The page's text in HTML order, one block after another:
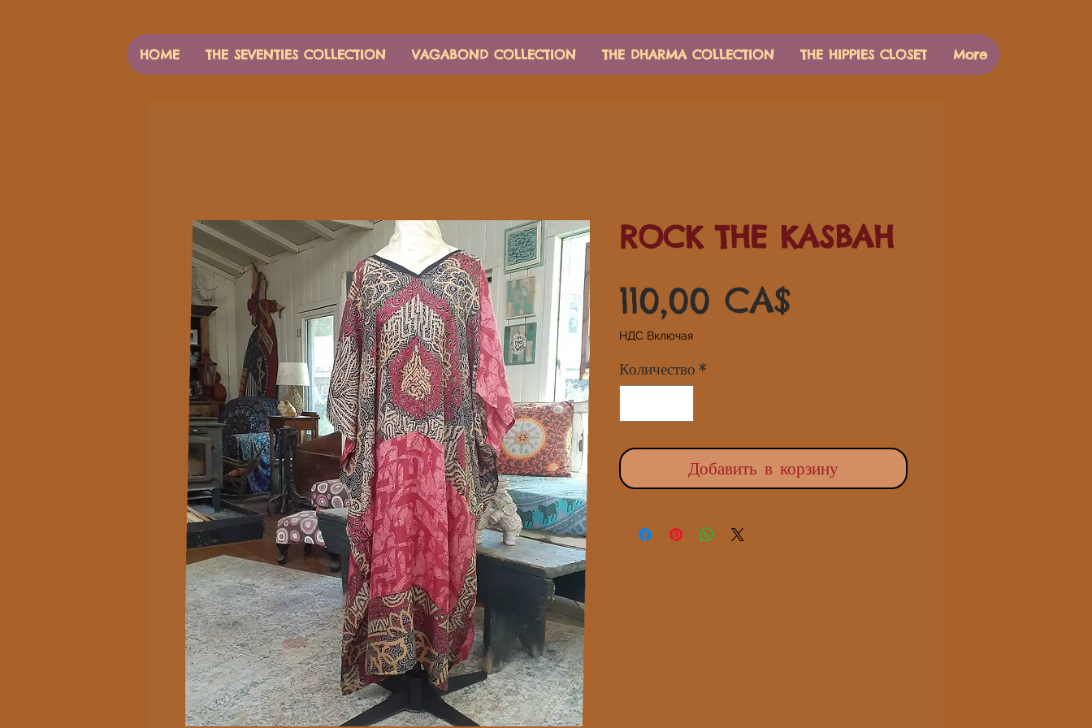
HOME THE SEVENTIES COLLECTION VAGABOND COLLECTION THE DHARMA COLLECTION THE HIPPIES CLOSET More
ROCK THE KASBAH
110,00 CA$
НДС Включая
Количество *
Добавить в корзину